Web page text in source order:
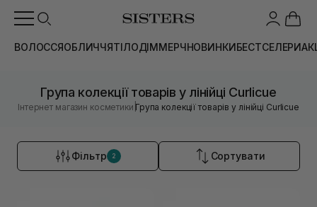
ВОЛОССЯОБЛИЧЧЯТІЛОДІММЕРЧНОВИНКИБЕСТСЕЛЕРИ
Група колекції товарів у лінійці Curlicue
Інтернет магазин косметики |Група колекції товарів у лінійці Curlicue
Фільтр 2 Сортувати